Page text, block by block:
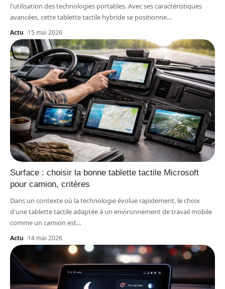
l'utilisation des technologies portables. Avec ses caractéristiques
avancées, cette tablette tactile hybride se positionne…
Actu 15 mai 2026
Surface : choisir la bonne tablette tactile Microsoft
pour camion, critères
Dans un contexte où la technologie évolue rapidement, le choix
d'une tablette tactile adaptée à un environnement de travail mobile
comme un camion est…
Actu 14 mai 2026